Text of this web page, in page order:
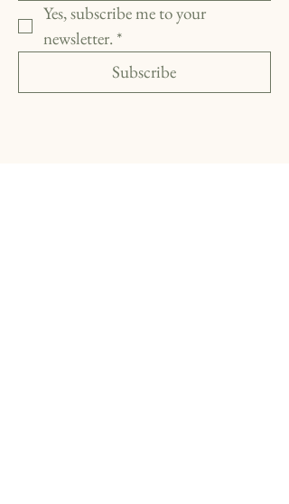
Yes, subscribe me to your
newsletter. *
Subscribe